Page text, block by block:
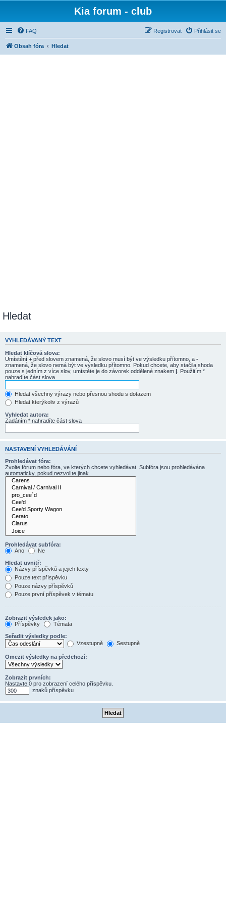
Kia forum - club
FAQ Přihlásit se
Registrovat
Obsah fóra Hledat
Hledat
VYHLEDÁVANÝ TEXT
Hledat klíčová slova:
Umístění + před slovem znamená, že slovo musí být ve výsledku přítomno, a -
znamená, že slovo nemá být ve výsledku přítomno. Pokud chcete, aby stačila shoda
pouze s jedním z více slov, umístěte je do závorek oddělené znakem | . Použitím *
nahradíte část slova
Hledat všechny výrazy nebo přesnou shodu s dotazem
Hledat kterýkoliv z výrazů
Vyhledat autora:
Zadáním * nahradíte část slova
NASTAVENÍ VYHLEDÁVÁNÍ
Prohledávat fóra:
Zvolte fórum nebo fóra, ve kterých chcete vyhledávat. Subfóra jsou prohledávána
automaticky, pokud nezvolíte jinak.
Prohledávat subfóra:
Ano
Ne
Hledat uvnitř:
Názvy příspěvků a jejich texty
Pouze text příspěvku
Pouze názvy příspěvků
Pouze první příspěvek v tématu
Zobrazit výsledek jako:
Příspěvky
Témata
Seřadit výsledky podle:
Vzestupně
Sestupně
Omezit výsledky na předchozí:
Zobrazit prvních:
Nastavte 0 pro zobrazení celého příspěvku.
znaků příspěvku